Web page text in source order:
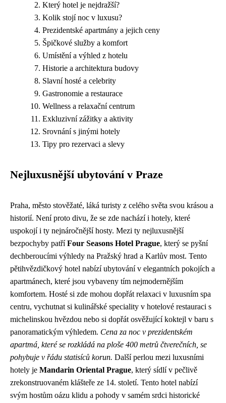
Který hotel je nejdražší?
Kolik stojí noc v luxusu?
Prezidentské apartmány a jejich ceny
Špičkové služby a komfort
Umístění a výhled z hotelu
Historie a architektura budovy
Slavní hosté a celebrity
Gastronomie a restaurace
Wellness a relaxační centrum
Exkluzivní zážitky a aktivity
Srovnání s jinými hotely
Tipy pro rezervaci a slevy
Nejluxusnější ubytování v Praze
Praha, město stověžaté, láká turisty z celého světa svou krásou a
historií. Není proto divu, že se zde nachází i hotely, které
uspokojí i ty nejnáročnější hosty. Mezi ty nejluxusnější
bezpochyby patříFour Seasons Hotel Prague, který se pyšní
dechberoucími výhledy na Pražský hrad a Karlův most. Tento
pětihvězdičkový hotel nabízí ubytování v elegantních pokojích a
apartmánech, které jsou vybaveny tím nejmodernějším
komfortem. Hosté si zde mohou dopřát relaxaci v luxusním spa
centru, vychutnat si kulinářské speciality v hotelové restauraci s
michelinskou hvězdou nebo si dopřát osvěžující koktejl v baru s
panoramatickým výhledem. Cena za noc v prezidentském
apartmá, které se rozkládá na ploše 400 metrů čtverečních, se
pohybuje v řádu statisíců korun. Další perlou mezi luxusními
hotely je Mandarin Oriental Prague, který sídlí v pečlivě
zrekonstruovaném klášteře ze 14. století. Tento hotel nabízí
svým hostům oázu klidu a pohody v samém srdci historické